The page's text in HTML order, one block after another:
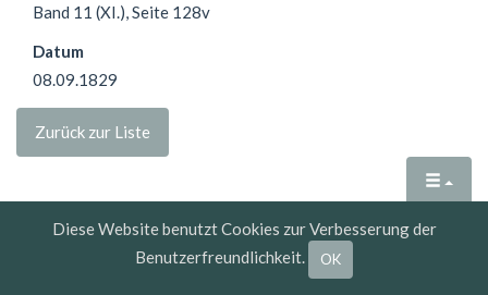
Band 11 (XI.), Seite 128v
Datum
08.09.1829
Zurück zur Liste
Copyright © 2025 Heraldisch-Genealogische Gesellschaft
"ADLER", Wien. All Rights Reserved. Austria-1095 Wien, Postfach
Diese Website benutzt Cookies zur Verbesserung der
Benutzerfreundlichkeit.
OK